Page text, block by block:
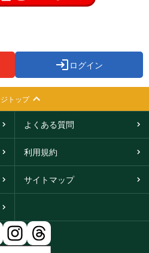
ログイン
トップ
よくある質問
利用規約
サイトマップ